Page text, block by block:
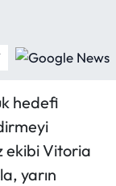
hedefi
ekibi Vitoria
yarın